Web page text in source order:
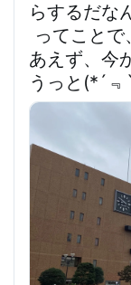
らするだな
あえず、今
うっと